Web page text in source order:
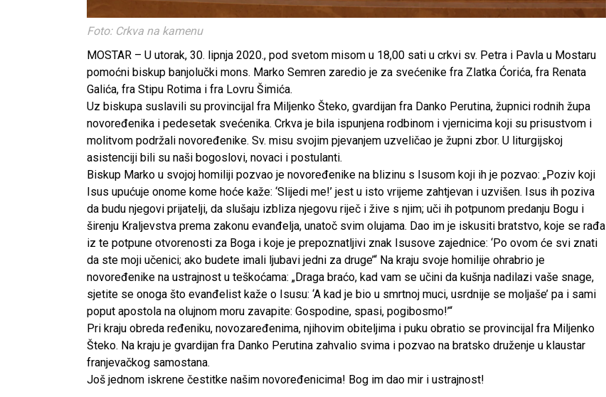
Foto: Crkva na kamenu
MOSTAR – U utorak, 30. lipnja 2020., pod svetom misom u 18,00 sati u crkvi sv. Petra i Pavla u Mostaru
pomoćni biskup banjolučki mons. Marko Semren zaredio je za svećenike fra Zlatka Ćorića, fra Renata
Galića, fra Stipu Rotima i fra Lovru Šimića.
Uz biskupa suslavili su provincijal fra Miljenko Šteko, gvardijan fra Danko Perutina, župnici rodnih župa
novoređenika i pedesetak svećenika. Crkva je bila ispunjena rodbinom i vjernicima koji su prisustvom i
molitvom podržali novoređenike. Sv. misu svojim pjevanjem uzveličao je župni zbor. U liturgijskoj
asistenciji bili su naši bogoslovi, novaci i postulanti.
Biskup Marko u svojoj homiliji pozvao je novoređenike na blizinu s Isusom koji ih je pozvao: „Poziv koji
Isus upućuje onome kome hoće kaže: ‘Slijedi me!’ jest u isto vrijeme zahtjevan i uzvišen. Isus ih poziva
da budu njegovi prijatelji, da slušaju izbliza njegovu riječ i žive s njim; uči ih potpunom predanju Bogu i
širenju Kraljevstva prema zakonu evanđelja, unatoč svim olujama. Dao im je iskusiti bratstvo, koje se rađa
iz te potpune otvorenosti za Boga i koje je prepoznatljivi znak Isusove zajednice: ‘Po ovom će svi znati
da ste moji učenici; ako budete imali ljubavi jedni za druge’“ Na kraju svoje homilije ohrabrio je
novoređenike na ustrajnost u teškoćama: „Draga braćo, kad vam se učini da kušnja nadilazi vaše snage,
sjetite se onoga što evanđelist kaže o Isusu: ‘A kad je bio u smrtnoj muci, usrdnije se moljaše’ pa i sami
poput apostola na olujnom moru zavapite: Gospodine, spasi, pogibosmo!’“
Pri kraju obreda ređeniku, novozaređenima, njihovim obiteljima i puku obratio se provincijal fra Miljenko
Šteko. Na kraju je gvardijan fra Danko Perutina zahvalio svima i pozvao na bratsko druženje u klaustar
franjevačkog samostana.
Još jednom iskrene čestitke našim novoređenicima! Bog im dao mir i ustrajnost!